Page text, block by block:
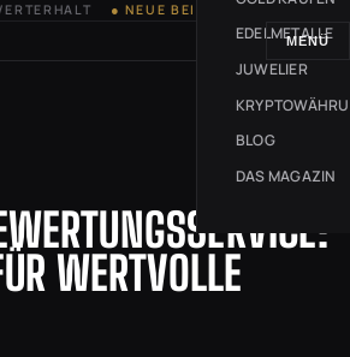
● NEUE BEITRÄGE JEDE WOCHE
MENÜ
EDELMETALLE
JUWELIER
BLOG
DAS MAGAZIN
WERTVOLLE